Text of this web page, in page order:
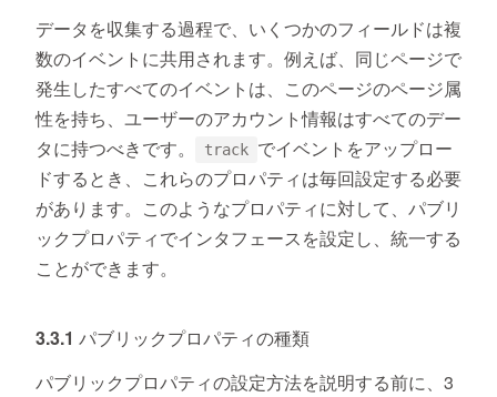
データを収集する過程で、いくつかのフィールドは複
数のイベントに共用されます。例えば、同じページで
発生したすべてのイベントは、このページのページ属
性を持ち、ユーザーのアカウント情報はすべてのデー
タに持つべきです。
track でイベントをアップロー
ドするとき、これらのプロパティは毎回設定する必要
があります。このようなプロパティに対して、パブリ
ックプロパティでインタフェースを設定し、統一する
ことができます。
3.3.1 パブリックプロパティの種類
パブリックプロパティの設定方法を説明する前に、3